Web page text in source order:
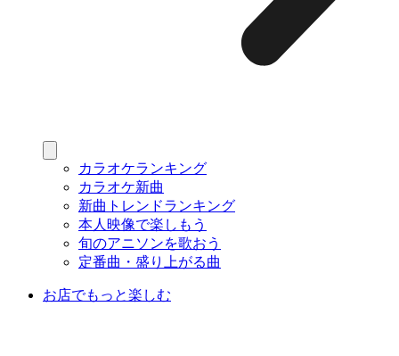
カラオケランキング
カラオケ新曲
新曲トレンドランキング
本人映像で楽しもう
旬のアニソンを歌おう
定番曲・盛り上がる曲
お店でもっと楽しむ